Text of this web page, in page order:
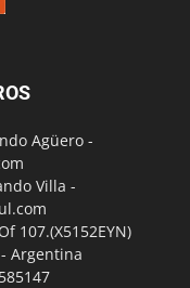
Agüero -
Villa -
107.(X5152EYN)
Argentina